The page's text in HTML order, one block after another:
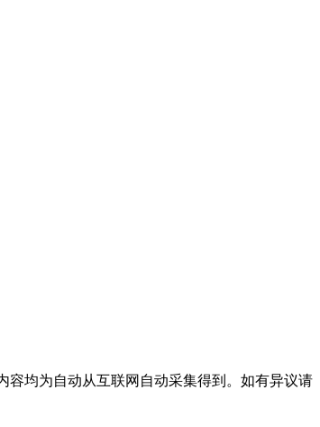
容均为自动从互联网自动采集得到。如有异议请